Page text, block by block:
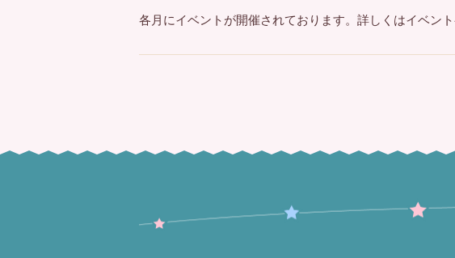
各月にイベントが開催されております。詳しくはイベント